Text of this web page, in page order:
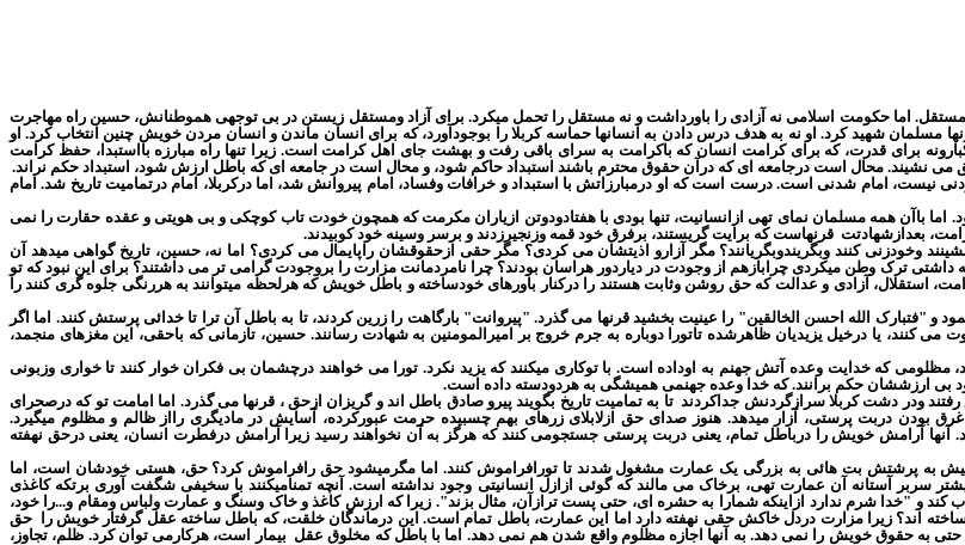
مستقل. اما حکومت اسلامی نه آزادی را باورداشت و نه مستقل را تحمل میکرد. برای آزاد ومستقل زیستن در بی توجهی هموطنانش، حسین راه مهاجرت
مسلمان شهید کرد. او نه به هدف درس دادن به انسانها حماسه کربلا را بوجودآورد، که برای انسان ماندن و انسان مردن خویش چنین انتخاب کرد. او
برای قدرت، که برای کرامت انسان که باکرامت به سرای باقی رفت و بهشت جای اهل کرامت است. زیرا تنها راه مبارزه بااستبدا، حفظ کرامت
نشیند. محال است درجامعه ای که درآن حقوق محترم باشند استبداد حاکم شود، و محال است در جامعه ای که باطل ارزش شود، استبداد حکم نراند.
نیست، امام شدنی است. درست است که او درمبارزاتش با استبداد و خرافات وفساد، امام پیروانش شد، اما درکربلا، امام درتمامیت تاریخ شد. امام
همه مسلمان نمای تهی ازانسانیت، تنها بودی با هفتادودوتن ازیاران مکرمت که همچون خودت تاب کوچکی و بی هویتی و عقده حقارت را نمی
بعدازشهادتت قرنهاست که برایت گریستند، برفرق خود قمه وزنجیرزدند و برسر وسینه خود کوبیدند.
وخودزنی کنند وبگریندوبگریانند؟ مگر آزارو اذیتشان می کردی؟ مگر حقی ازحقوقشان راپایمال می کردی؟ اما نه، حسین، تاریخ گواهی میدهد آن
داشتی ترک وطن میکردی چرابازهم از وجودت در دیاردور هراسان بودند؟ چرا نامردمانت مزارت را بروجودت گرامی تر می داشتند؟ برای این نبود که تو
استقلال، آزادی و عدالت که حق روشن وثابت هستند را درکنار باورهای خودساخته و باطل خویش که هرلحظه میتوانند به هررنگی جلوه گری کنند را
"فتبارک الله احسن الخالقین" را عینیت بخشید قرنها می گذرد. "پیروانت" بارگاهت را زرین کردند، تا به باطل آن ترا تا خدائی پرستش کنند. اما اگر
کنند، یا درخیل یزیدیان ظاهرشده تاتورا دوباره به جرم خروج بر امیرالمومنین به شهادت رسانند. حسین، تازمانی که باحقی، این مغزهای منجمد،
که خدایت وعده آتش جهنم به اوداده است. با توکاری میکنند که یزید نکرد. تورا می خواهند درچشمان بی فکران خوار کنند تا خواری وزبونی
بی ارزششان حکم برانند. که خدا وعده جهنمی همیشگی به هردودسته داده است.
ودر دشت کربلا سرازگردنش جداکردند تا به تمامیت تاریخ بگویند پیرو صادق باطل اند و گریزان ازحق ، قرنها می گذرد. اما امامت تو که درصحرای
بودن دربت پرستی، آزار میدهد. هنوز صدای حق ازلابلای زرهای بهم چسبیده حرمت عبورکرده، آسایش در مادیگری رااز ظالم و مظلوم میگیرد.
آنها آرامش خویش را درباطل تمام، یعنی دربت پرستی جستجومی کنند که هرگز به آن نخواهند رسید زیرا آرامش درفطرت انسان، یعنی درحق نهفته
به پرشتش بت هائی به بزرگی یک عمارت مشغول شدند تا تورافراموش کنند. اما مگرمیشود حق رافراموش کرد؟ حق، هستی خودشان است، اما
سربر آستانه آن عمارت تهی، برخاک می مالند که گوئی ازازل انسانیتی وجود نداشته است. آنچه تمنامیکنند با سخیفی شگفت آوری برتکه کاغذی
کند و "خدا شرم ندارد ازاینکه شمارا به حشره ای، حتی پست ترازآن، مثال بزند". زیرا که ارزش کاغذ و خاک وسنگ و عمارت ولباس ومقام و...را خود،
اند؟ زیرا مزارت دردل خاکش حقی نهفته دارد اما این عمارت، باطل تمام است. این درماندگان خلقت، که باطل ساخته عقل گرفتار خویش را
حق
به حقوق خویش را نمی دهد. به آنها اجازه مظلوم واقع شدن هم نمی دهد. اما با باطل که مخلوق عقل بیمار است، هرکارمی توان کرد. ظلم، تجاوز،